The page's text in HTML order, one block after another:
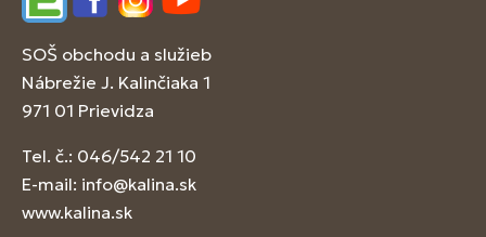
EdupageFacebookInstagram
YouTube
SOŠ obchodu a služieb
Nábrežie J. Kalinčiaka 1
971 01 Prievidza
Tel. č.: 046/542 21 10
E-mail: info@kalina.sk
www.kalina.sk